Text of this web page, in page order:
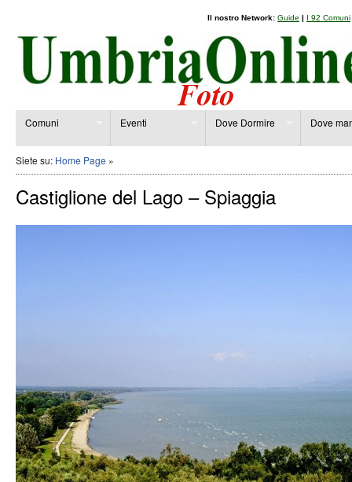
Il nostro Network: Guide | I 92 Comuni
Comuni Eventi Dove Dormire Dove
Siete su: Home Page »
Castiglione del Lago – Spiaggia